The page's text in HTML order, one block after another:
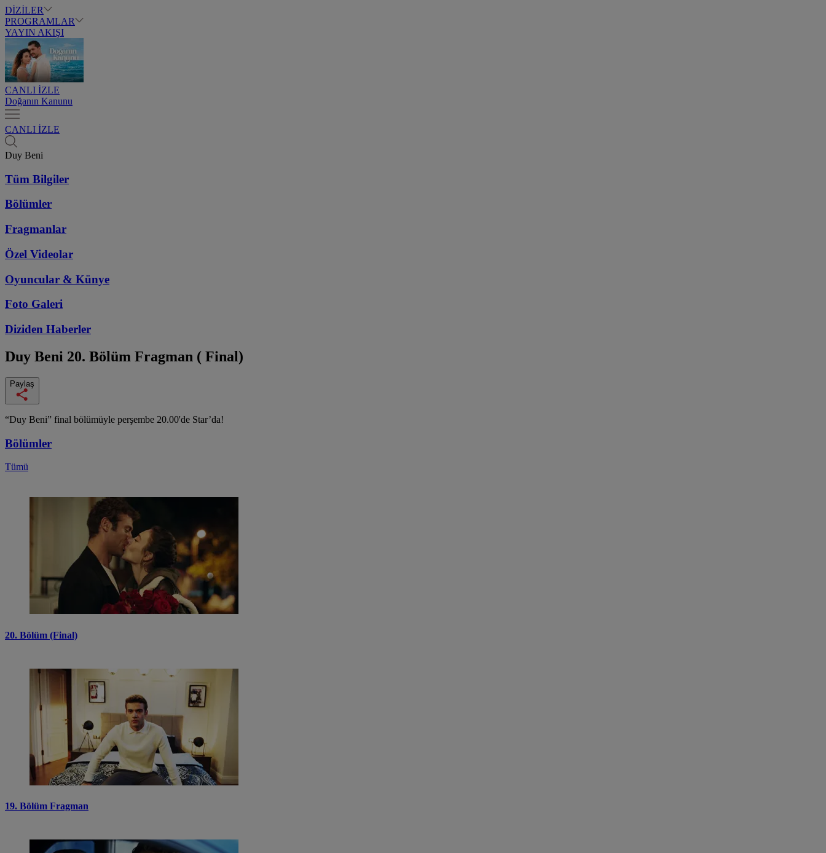
DİZİLER
PROGRAMLAR
YAYIN AKIŞI
CANLI İZLE
Doğanın Kanunu
CANLI İZLE
Duy Beni
Tüm Bilgiler
Bölümler
Fragmanlar
Özel Videolar
Oyuncular & Künye
Foto Galeri
Diziden Haberler
Duy Beni 20. Bölüm Fragman ( Final)
Paylaş
“Duy Beni” final bölümüyle perşembe 20.00'de Star’da!
Bölümler
Tümü
20. Bölüm (Final)
19. Bölüm Fragman